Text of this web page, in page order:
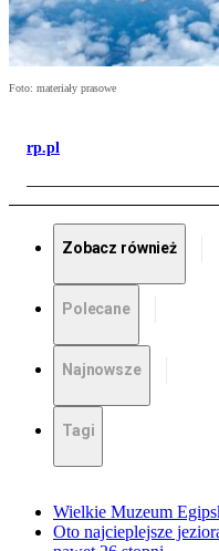
Foto: materiały prasowe
rp.pl
Zobacz również
Polecane
Najnowsze
Tagi
Wielkie Muzeum
Oto najcieplejsze